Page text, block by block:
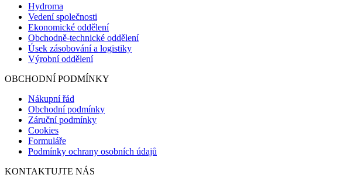
Hydroma
Vedení společnosti
Ekonomické oddělení
Obchodně-technické oddělení
Úsek zásobování a logistiky
Výrobní oddělení
OBCHODNÍ PODMÍNKY
Nákupní řád
Obchodní podmínky
Záruční podmínky
Cookies
Formuláře
Podmínky ochrany osobních údajů
KONTAKTUJTE NÁS